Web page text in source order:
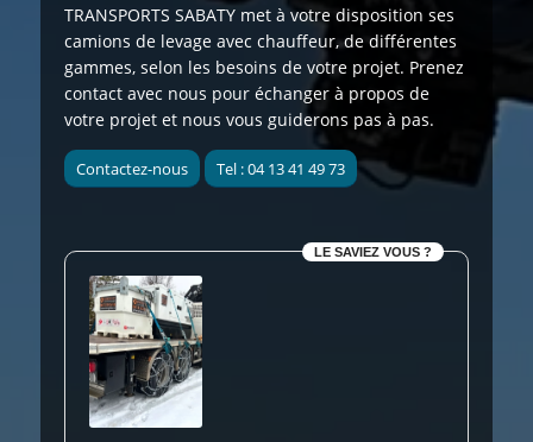
TRANSPORTS SABATY met à votre disposition ses
camions de levage avec chauffeur, de différentes
gammes, selon les besoins de votre projet. Prenez
contact avec nous pour échanger à propos de
votre projet et nous vous guiderons pas à pas.
Contactez-nous Tel : 04 13 41 49 73
LE SAVIEZ VOUS ?